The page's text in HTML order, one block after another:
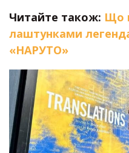
Читайте також: Що
лаштунками
«НАРУТО»